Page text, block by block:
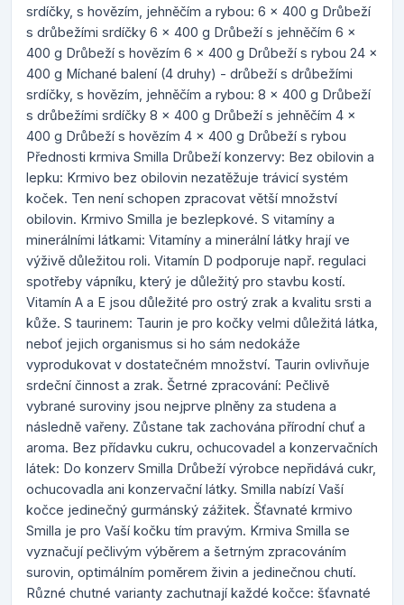
srdíčky, s hovězím, jehněčím a rybou: 6 x 400 g Drůbeží
s drůbežími srdíčky 6 x 400 g Drůbeží s jehněčím 6 x
400 g Drůbeží s hovězím 6 x 400 g Drůbeží s rybou 24 x
400 g Míchané balení (4 druhy) - drůbeží s drůbežími
srdíčky, s hovězím, jehněčím a rybou: 8 x 400 g Drůbeží
s drůbežími srdíčky 8 x 400 g Drůbeží s jehněčím 4 x
400 g Drůbeží s hovězím 4 x 400 g Drůbeží s rybou
Přednosti krmiva Smilla Drůbeží konzervy: Bez obilovin a
lepku: Krmivo bez obilovin nezatěžuje trávicí systém
koček. Ten není schopen zpracovat větší množství
obilovin. Krmivo Smilla je bezlepkové. S vitamíny a
minerálními látkami: Vitamíny a minerální látky hrají ve
výživě důležitou roli. Vitamín D podporuje např. regulaci
spotřeby vápníku, který je důležitý pro stavbu kostí.
Vitamín A a E jsou důležité pro ostrý zrak a kvalitu srsti a
kůže. S taurinem: Taurin je pro kočky velmi důležitá látka,
neboť jejich organismus si ho sám nedokáže
vyprodukovat v dostatečném množství. Taurin ovlivňuje
srdeční činnost a zrak. Šetrné zpracování: Pečlivě
vybrané suroviny jsou nejprve plněny za studena a
následně vařeny. Zůstane tak zachována přírodní chuť a
aroma. Bez přídavku cukru, ochucovadel a konzervačních
látek: Do konzerv Smilla Drůbeží výrobce nepřidává cukr,
ochucovadla ani konzervační látky. Smilla nabízí Vaší
kočce jedinečný gurmánský zážitek. Šťavnaté krmivo
Smilla je pro Vaší kočku tím pravým. Krmiva Smilla se
vyznačují pečlivým výběrem a šetrným zpracováním
surovin, optimálním poměrem živin a jedinečnou chutí.
Různé chutné varianty zachutnají každé kočce: šťavnaté